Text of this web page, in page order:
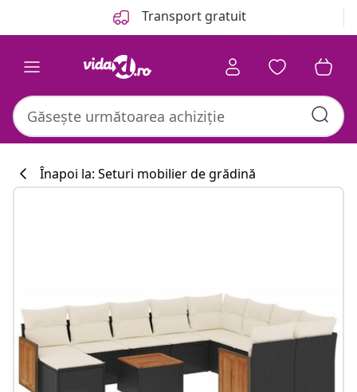
Transport gratuit
Înapoi la: Seturi mobilier de grădină